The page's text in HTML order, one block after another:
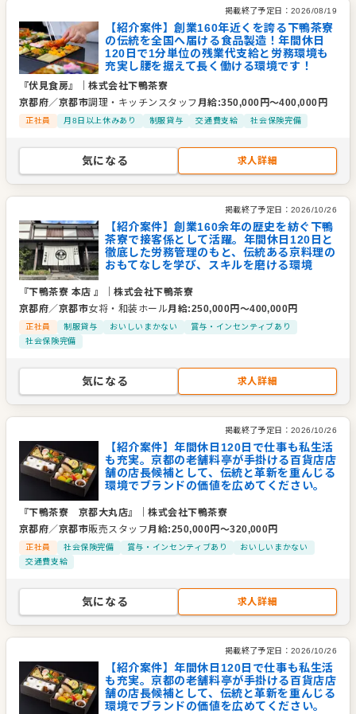
亭の味をご家庭でも手軽に楽しめるお弁当や惣菜、贈答用のギ
フト商品の開発・製造・百貨店販売、さらにオンラインショッ
プの運営にも力を入れています。
「京都だけが持つ独自の文化や美意識を、国内外の多くの方に
体験していただく」という使命のもと、時代に寄り添う新たな
食文化を創造しています。
業種／業態
和食全般、日本料理・割烹・懐石、和食全般、日本料理・割
茶懐石・京料理・京懐石・高級食品加工・高級贈答品
代表者 代表取締役社長 藤田 誠
事業所 京都府京都市左京区下鴨宮河町62番地
掲載終了予定日： 2026/08/19
【紹介案件】創業160年近くを誇る下鴨茶寮
の伝統を全国へ届ける食品製造！年間休日
120日で1分単位の残業代支給と労務環境も
充実し腰を据えて長く働ける環境です！
『伏見食房』 ｜株式会社下鴨茶寮
京都府／京都市調理・キッチンスタッフ月給:350,000 円〜400,000 円
正社員 月8日以上休みあり 制服貸与 交通費支給 社会保険完備
気になる 求人詳細
掲載終了予定日： 2026/10/26
【紹介案件】創業160余年の歴史を紡ぐ下鴨
茶寮で接客係として活躍。年間休日120日と
徹底した労務管理のもと、伝統ある京料理の
おもてなしを学び、スキルを磨ける環境
『下鴨茶寮 本店 』 ｜株式会社下鴨茶寮
京都府／京都市女将・和装ホール月給:250,000円〜400,000円
正社員 制服貸与 おいしいまかない
賞与・インセンティブあり
社会保険完備
気になる 求人詳細
掲載終了予定日： 2026/10/26
【紹介案件】年間休日120日で仕事も私生活
も充実。京都の老舗料亭が手掛ける百貨店店
舗の店長候補として、伝統と革新を重んじる
環境でブランドの価値を広めてください。
『下鴨茶寮 京都大丸店』 ｜株式会社下鴨茶寮
京都府／京都市販売スタッフ月給:250,000円〜320,000円
正社員 社会保険完備 賞与・インセンティブあり
おいしいまかない
交通費支給
気になる 求人詳細
掲載終了予定日： 2026/10/26
【紹介案件】年間休日120日で仕事も私生活
も充実。京都の老舗料亭が手掛ける百貨店店
舗の店長候補として、伝統と革新を重んじる
環境でブランドの価値を広めてください。